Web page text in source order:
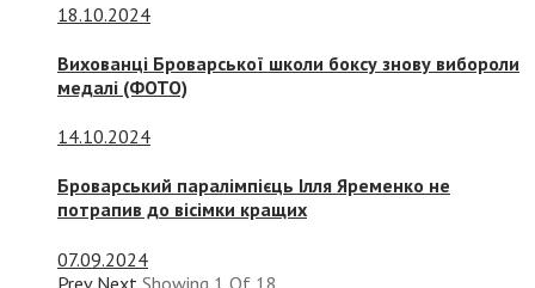
18.10.2024
Вихованці Броварської школи боксу знову вибороли
медалі (ФОТО)
14.10.2024
Броварський паралімпієць Ілля Яременко не
потрапив до вісімки кращих
07.09.2024
Prev Next Showing 1 Of 18